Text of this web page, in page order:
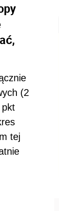
(2
pkt
tej